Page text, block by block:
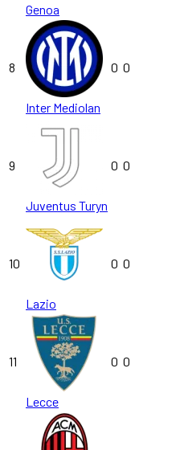
Genoa
8
Inter Mediolan
0 0
9
Juventus Turyn
0 0
10
Lazio
0 0
11
Lecce
0 0